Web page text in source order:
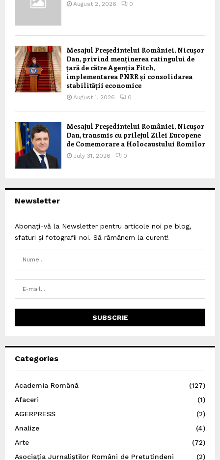
August 2, 2026 0
Mesajul Președintelui României, Nicușor
Dan, privind menținerea ratingului de
țară de către Agenția Fitch,
implementarea PNRR și consolidarea
stabilității economice
August 1, 2026 0
Mesajul Președintelui României, Nicușor
Dan, transmis cu prilejul Zilei Europene
de Comemorare a Holocaustului Romilor
July 31, 2026 0
Newsletter
Abonați-vă la Newsletter pentru articole noi pe blog,
sfaturi și fotografii noi. Să rămânem la curent!
Categories
Academia Română
(127)
Afaceri
(1)
AGERPRESS
(2)
Analize
(4)
Arte
(72)
Asociația Jurnaliștilor Români de Pretutindeni
(2)